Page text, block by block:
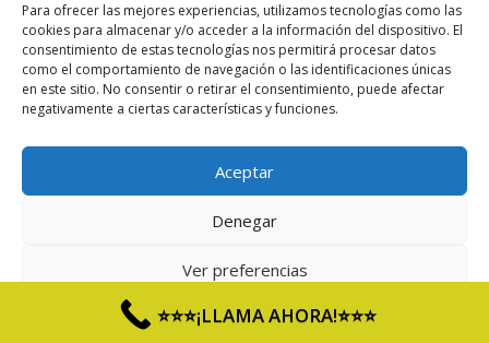
Para ofrecer las mejores experiencias, utilizamos tecnologías como las
cookies para almacenar y/o acceder a la información del dispositivo. El
consentimiento de estas tecnologías nos permitirá procesar datos
como el comportamiento de navegación o las identificaciones únicas
en este sitio. No consentir o retirar el consentimiento, puede afectar
negativamente a ciertas características y funciones.
Aceptar
Denegar
Ver preferencias
Aviso Legal y Política de PrivacidadAviso Legal y Política de Privacidad
¿Cómo hacer una tirada personalizada?
Videntes 20 años de experiencia
Tarotista honesta
Quiero saber mi suerte
Servicio de Entretenimiento para adultos, SOLO
1,57€/min RM.
Cookies
⭐⭐⭐¡LLAMA AHORA!⭐⭐⭐